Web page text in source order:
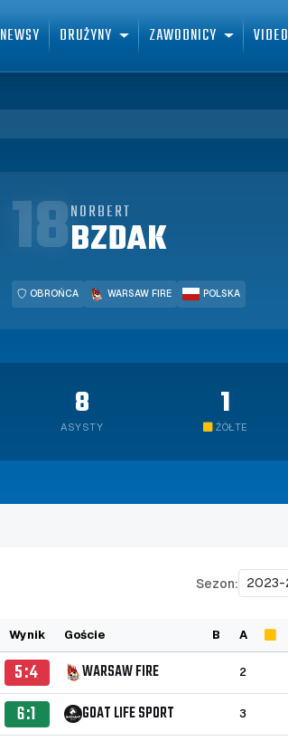
NEWSY DRUŻYNY ZAWODNICY VIDEO
18NORBERT
BZDAK
OBROŃCA WARSAW FIRE POLSKA
8
ASYSTY
1
ŻÓŁTE
Sezon:
Wynik Goście B A
5:4 WARSAW FIRE 2
6:1 GOAT LIFE SPORT 3